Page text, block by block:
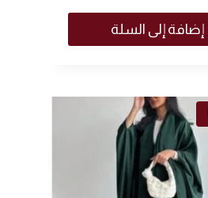
إضافة إلى السلة